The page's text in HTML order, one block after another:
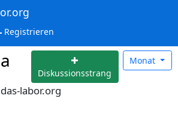
Registrieren
Diskussionsstrang
Monat
labor.org